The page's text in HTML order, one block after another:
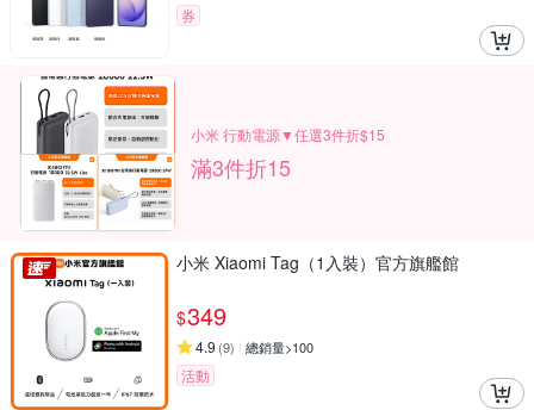
券
小米 行動電源▼任選3件折$15
滿3件折15
小米 Xiaomi Tag（1入裝）官方旗艦館
$349
4.9 (9) 總銷量>100
活動